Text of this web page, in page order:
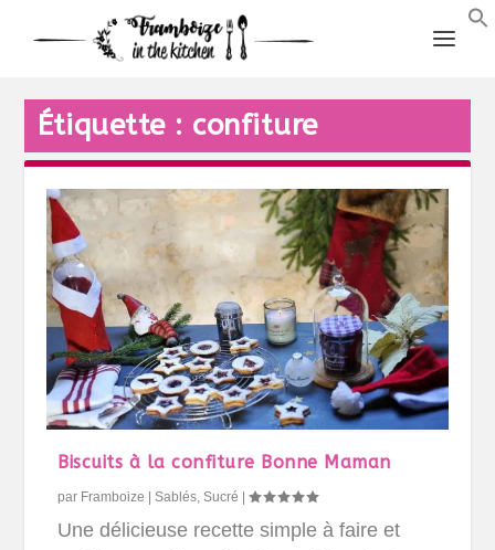
Étiquette : confiture
Biscuits à la confiture Bonne Maman
par Framboize |Sablés ,Sucré |
Une délicieuse recette simple à faire et